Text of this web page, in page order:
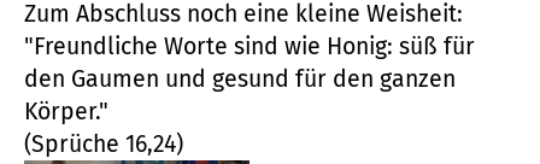
Körper."
(Sprüche 16,24)